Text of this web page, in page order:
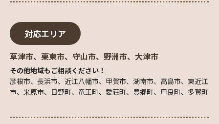
対応エリア
草津市、栗東市、守山市、野洲市、大津市
その他地域もご相談ください！
彦根市、長浜市、近江八幡市、甲賀市、湖南市、高島市、東近江
市、米原市、日野町、竜王町、愛荘町、豊郷町、甲良町、多賀町